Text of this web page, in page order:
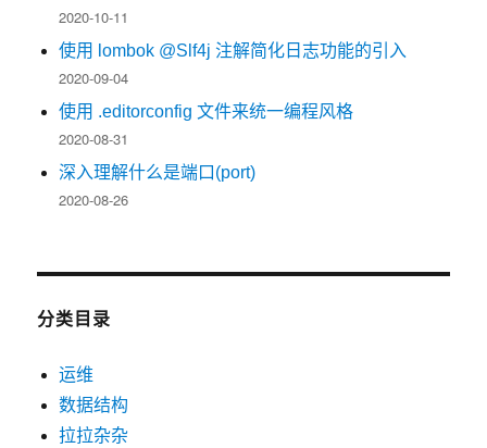
2020-10-11
使用 lombok @Slf4j 注解简化日志功能的引入
2020-09-04
使用 .editorconfig 文件来统一编程风格
2020-08-31
深入理解什么是端口(port)
2020-08-26
分类目录
运维
数据结构
拉拉杂杂